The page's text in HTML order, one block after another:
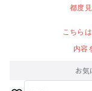
都度
こちら
内容
お気